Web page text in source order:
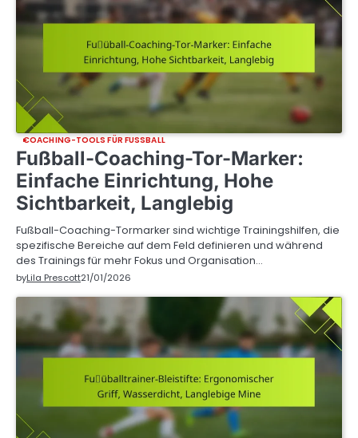
COACHING-TOOLS FÜR FUSSBALL
Fußball-Coaching-Tor-Marker:
Einfache Einrichtung, Hohe
Sichtbarkeit, Langlebig
Fußball-Coaching-Tormarker sind wichtige Trainingshilfen, die
spezifische Bereiche auf dem Feld definieren und während
des Trainings für mehr Fokus und Organisation…
byLila Prescott21/01/2026